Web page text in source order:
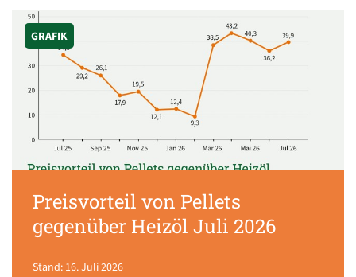
GRAFIK
Preisvorteil von Pellets
gegenüber Heizöl Juli 2026
Stand: 16. Juli 2026